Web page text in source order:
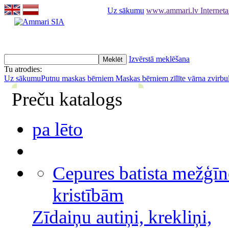
Uz sākumu www.ammari.lv
Izvērstā meklēšana
Tu atrodies:
Uz sākumuPutnu maskas bērniem Maskas bērniem zīlīte vārna
Preču katalogs
pa lēto
Cepures batista
kristībām
Zīdaiņu autiņi, krekliņi,